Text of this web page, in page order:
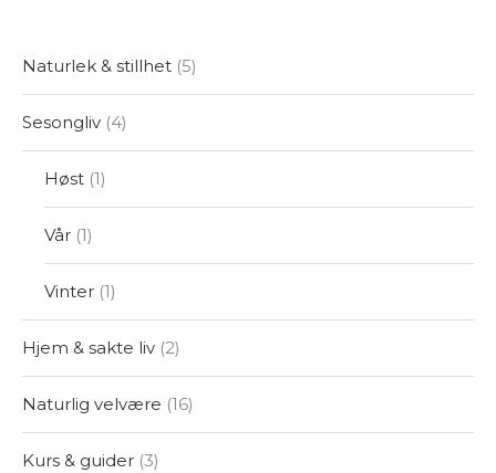
Naturlek & stillhet 5
Sesongliv 4
Høst 1
Vår 1
Vinter 1
Hjem & sakte liv 2
Naturlig velvære 16
Kurs & guider 3